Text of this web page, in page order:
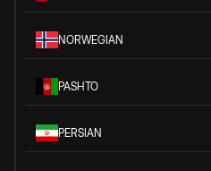
NORWEGIAN
PASHTO
PERSIAN